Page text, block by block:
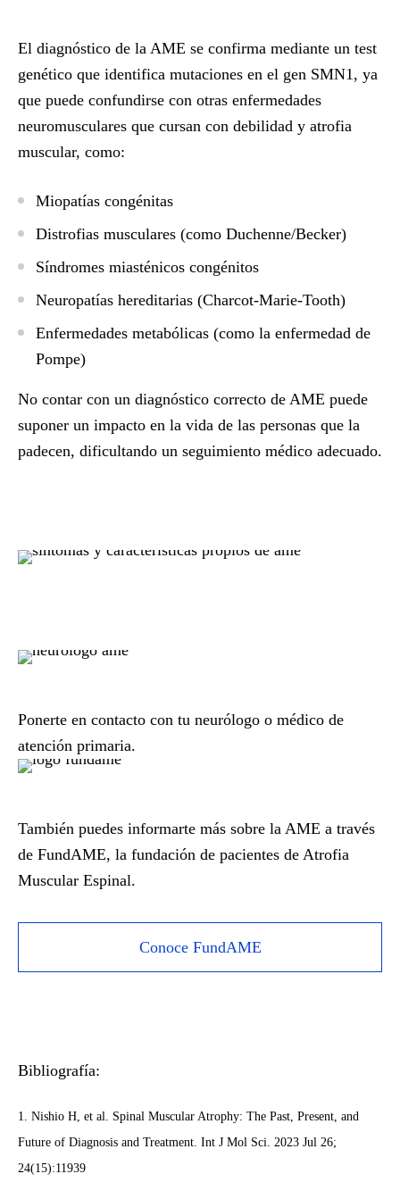
El diagnóstico de la AME se confirma mediante un test
genético que identifica mutaciones en el gen SMN1, ya
que puede confundirse con otras enfermedades
neuromusculares que cursan con debilidad y atrofia
muscular, como:
Miopatías congénitas
Distrofias musculares (como Duchenne/Becker)
Síndromes miasténicos congénitos
Neuropatías hereditarias (Charcot-Marie-Tooth)
Enfermedades metabólicas (como la enfermedad de
Pompe)
No contar con un diagnóstico correcto de AME puede
suponer un impacto en la vida de las personas que la
padecen, dificultando un seguimiento médico adecuado.
Ponerte en contacto con tu neurólogo o médico de
atención primaria.
También puedes informarte más sobre la AME a través
de FundAME, la fundación de pacientes de Atrofia
Muscular Espinal.
Conoce FundAME
Bibliografía:
1. Nishio H, et al. Spinal Muscular Atrophy: The Past, Present, and
Future of Diagnosis and Treatment. Int J Mol Sci. 2023 Jul 26;
24(15):11939